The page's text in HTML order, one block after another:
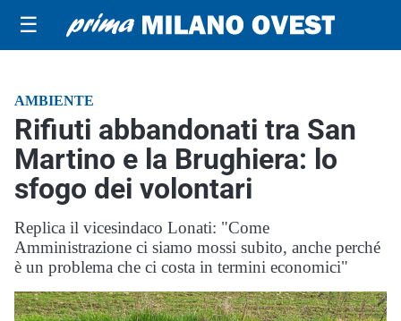
☰
AMBIENTE
Rifiuti abbandonati tra San
Martino e la Brughiera: lo
sfogo dei volontari
Replica il vicesindaco Lonati: "Come
Amministrazione ci siamo mossi subito, anche perché
è un problema che ci costa in termini economici"